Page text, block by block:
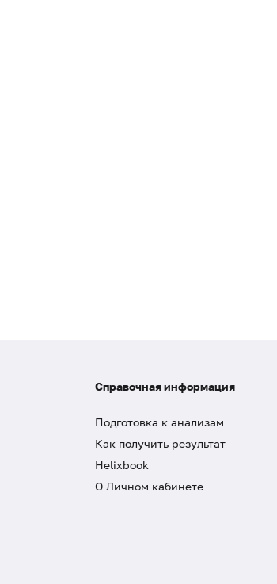
Справочная информация
Подготовка к анализам
Как получить результат
Helixbook
О Личном кабинете